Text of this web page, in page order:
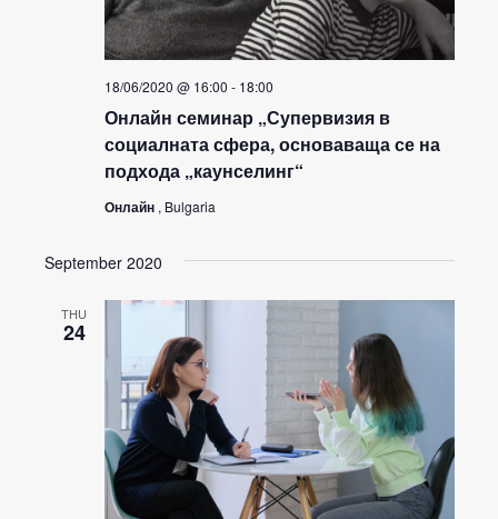
Онлайн семинар „Супервизия в
социалната сфера, основаваща се на
подхода „каунселинг“
18/06/2020 @ 16:00 - 18:00
Онлайн , Bulgaria
September 2020
THU
24